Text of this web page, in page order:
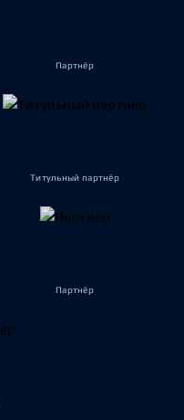
Партнёр
Титульный партнёр
Партнёр